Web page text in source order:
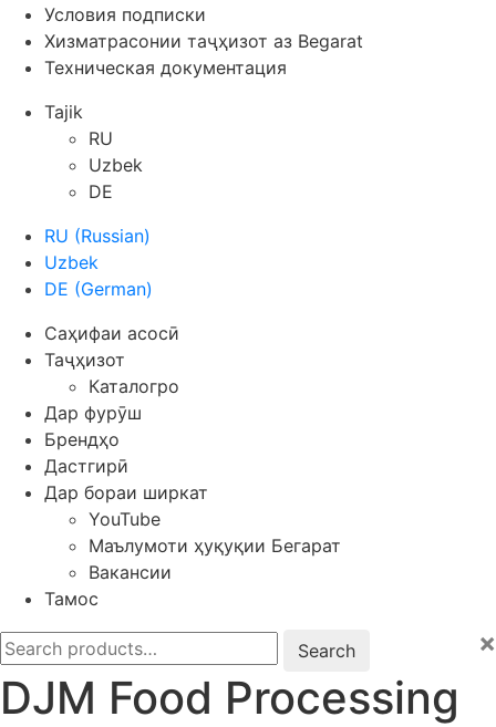
Условия подписки
Хизматрасонии таҷҳизот аз Begarat
Техническая документация
Tajik
RU
Uzbek
DE
RU (Russian)
Uzbek
DE (German)
Саҳифаи асосӣ
Таҷҳизот
Каталогро
Дар фурӯш
Брендҳо
Дастгирӣ
Дар бораи ширкат
YouTube
Маълумоти ҳуқуқии Бегарат
Вакансии
Тамос
Search
for:
×
DJM Food Processing